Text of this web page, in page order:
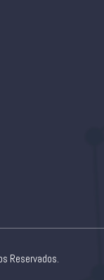
Reservados.